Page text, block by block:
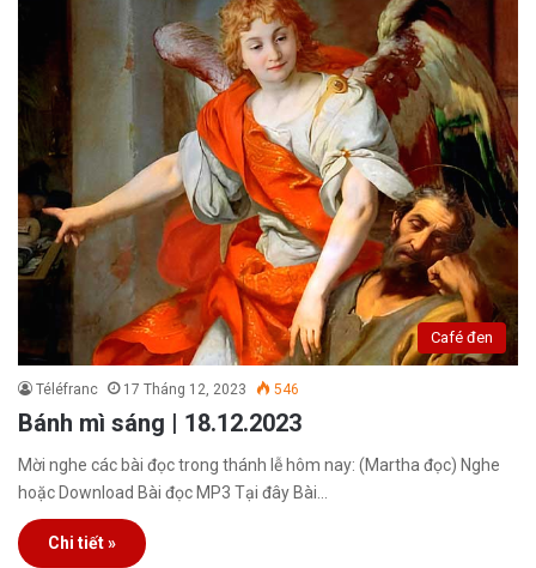
Café đen
Téléfranc 17 Tháng 12, 2023 546
Bánh mì sáng | 18.12.2023
Mời nghe các bài đọc trong thánh lễ hôm nay: (Martha đọc) Nghe
hoặc Download Bài đọc MP3 Tại đây Bài…
Chi tiết »